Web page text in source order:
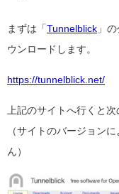
まずは「 Tunnelblick 」
ウンロードします。
https://tunnelblick.net/
上記のサイトへ行くと
（サイトのバージョン
ん）